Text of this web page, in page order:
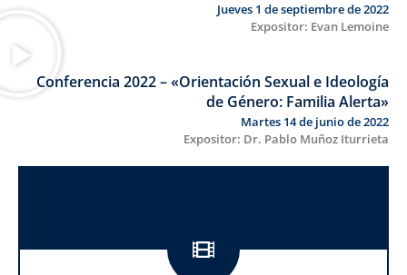
Jueves 1 de septiembre de 2022
Expositor: Evan Lemoine
Conferencia 2022 – «Orientación Sexual e Ideología
de Género: Familia Alerta»
Martes 14 de junio de 2022
Expositor: Dr. Pablo Muñoz Iturrieta